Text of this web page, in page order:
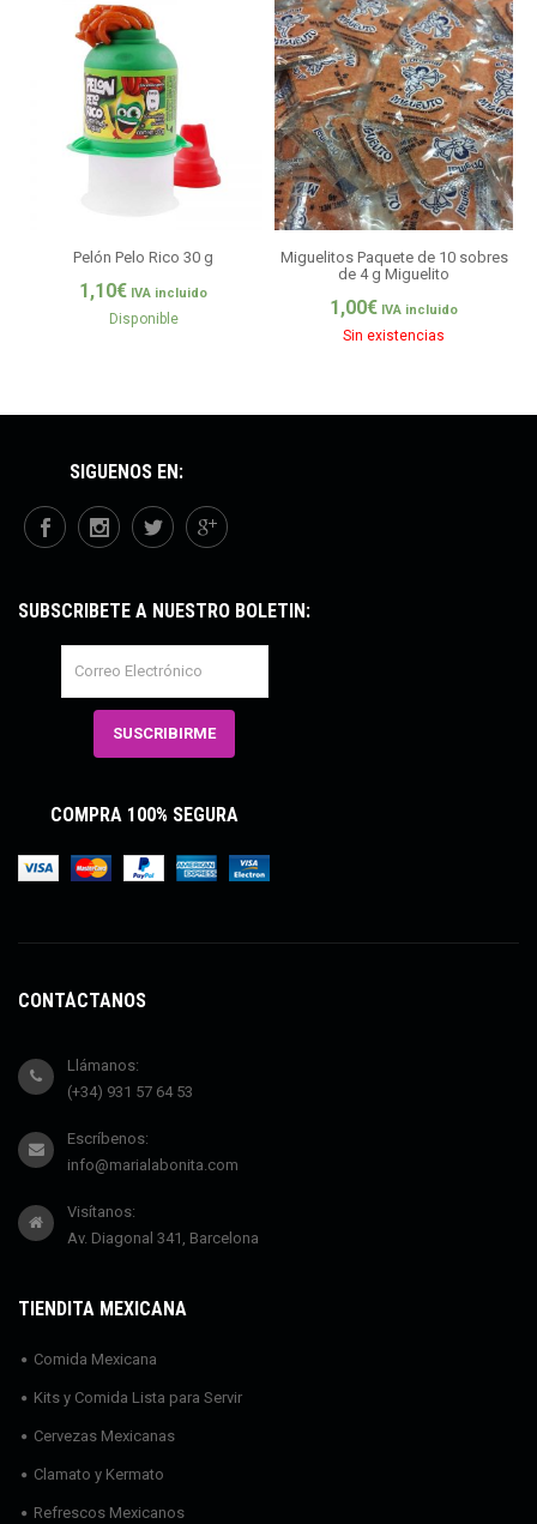
Pelón Pelo Rico 30 g
1,10€ IVA incluido
Disponible
Miguelitos Paquete de 10 sobres
de 4 g Miguelito
1,00€ IVA incluido
Sin existencias
SÍGUENOS EN:
SUBSCRÍBETE A NUESTRO BOLETÍN:
COMPRA 100% SEGURA
CONTÁCTANOS
Llámanos:
(+34) 931 57 64 53
Escríbenos:
info@marialabonita.com
Visítanos:
Av. Diagonal 341, Barcelona
TIENDITA MEXICANA
Comida Mexicana
Kits y Comida Lista para Servir
Cervezas Mexicanas
Clamato y Kermato
Refrescos Mexicanos